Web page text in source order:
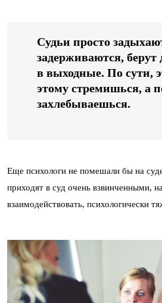
Судьи просто
задерживаются,
в выходные. По сути,
этому стремишься, а
захлебываешься.
Еще психологи не помешали бы на
приходят в суд очень взвинченными,
взаимодействовать, психологически